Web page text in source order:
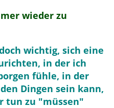
wieder zu
wichtig, sich eine
in der ich
fühle, in der
Dingen sein kann,
tun zu "müssen"